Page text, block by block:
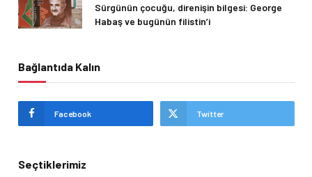
Sürgünün çocuğu, direnişin bilgesi: George
Habaş ve bugünün filistin’i
Bağlantıda Kalın
Facebook Twitter
Seçtiklerimiz